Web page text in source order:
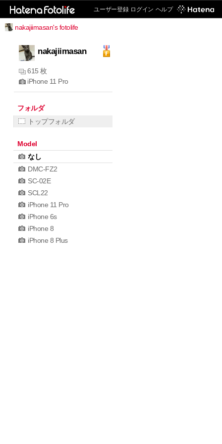
ユーザー登録 ログイン ヘルプ
nakajiimasan's fotolife
nakajiimasan
615 枚
iPhone 11 Pro
フォルダ
トップフォルダ
Model
なし
DMC-FZ2
SC-02E
SCL22
iPhone 11 Pro
iPhone 6s
iPhone 8
iPhone 8 Plus